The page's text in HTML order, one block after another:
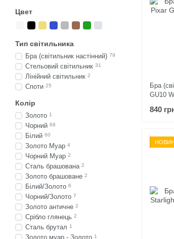
Бра
GU10
840
Цвет
Тип світильника
Бра (світильник настінний) 79
Стельовий світильник 31
Лінійний світильник 2
Споти 25
Колір
Золото 1
Чорний 68
Білий 60
Золото Муар 4
Чорний Муар 2
Сталь брашована 2
Золото брашоване 2
Білий/Золото 6
Чорний/Золото 7
Золото античне 2
Срібло глянець 2
Сталь брутал 1
Золото муар - Золото 1